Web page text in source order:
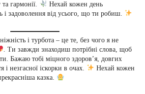
гармонії.
Нехай кожен день
і задоволення від усього, що ти робиш.
і турбота – це те, без чого я не
. Ти завжди знаходиш потрібні слова, щоб
Бажаю тобі міцного здоров’я, довгих
і незгасної іскорки в очах.
Нехай кожен
казка.